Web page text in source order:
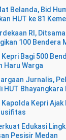
Belanda, Bid
HUT ke 81
RI,
100 Bendera
Bagi 500
Haru Warga
Jurnalis,
Bhayangkara
Kapolda Kepri
Edukasi
Pesisir Medan